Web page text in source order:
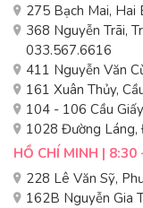
275 Bạch Mai, Hai
368 Nguyễn Trãi,
033.567.6616
411 Nguyễn Văn
161 Xuân Thủy,
104 - 106 Cầu
1028 Đường
HỒ CHÍ MINH |
228 Lê Văn Sỹ,
162B Nguyễn Gia